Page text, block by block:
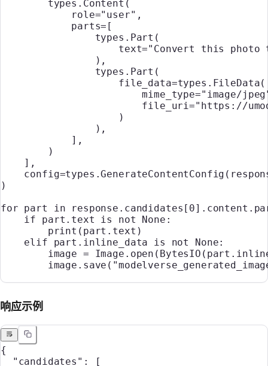
        types.Content(
            role
="user" ,
            parts
= [
                types.Part(
                    text
="Convert this
                ),
                types.Part(
                    file_data
=types.FileData(
                        mime_type
="image/
                        file_uri
="https://
                    )
                ),
            ],
        )
    ],
    config
=types.GenerateContentConfig(
)
for part in response.candidates[ 0
    if
part.text is not None :
        print
(part.text)
    elif
part.inline_data is not None:
        image
=
        image.save(
响应示例
{
  "candidates"
: [